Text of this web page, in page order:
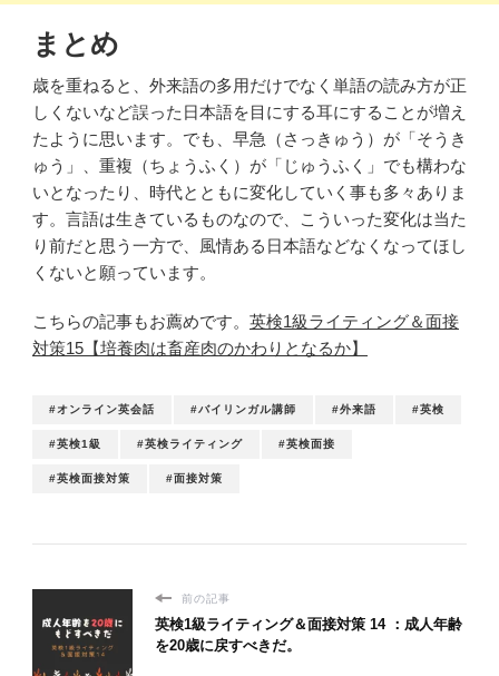
まとめ
歳を重ねると、外来語の多用だけでなく単語の読み方が正
しくないなど誤った日本語を目にする耳にすることが増え
たように思います。でも、早急（さっきゅう）が「そうき
ゅう」、重複（ちょうふく）が「じゅうふく」でも構わな
いとなったり、時代とともに変化していく事も多々ありま
す。言語は生きているものなので、こういった変化は当た
り前だと思う一方で、風情ある日本語などなくなってほし
くないと願っています。
こちらの記事もお薦めです。 英検1級ライティング＆面接
対策15【培養肉は畜産肉のかわりとなるか】
#オンライン英会話 #バイリンガル講師 #外来語 #英検
#英検1級 #英検ライティング #英検面接
#英検面接対策 #面接対策
前の記事
英検1級ライティング＆面接対策 14 ：成人年齢
を20歳に戻すべきだ。